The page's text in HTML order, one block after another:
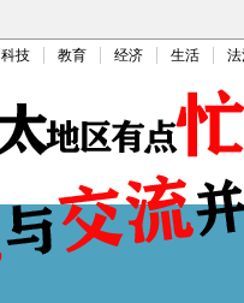
科技 教育 经济 生活